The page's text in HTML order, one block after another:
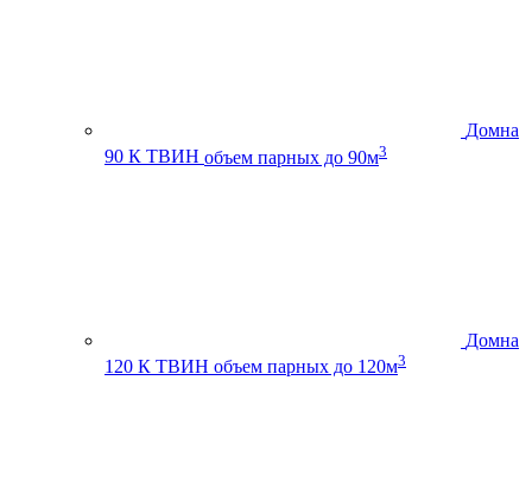
Домна
90 К ТВИН объем парных до 90м3
Домна
120 К ТВИН объем парных до 120м3